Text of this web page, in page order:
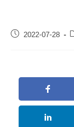
2022-07-28